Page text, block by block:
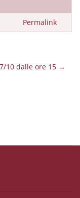
Permalink
10 dalle ore 15 →